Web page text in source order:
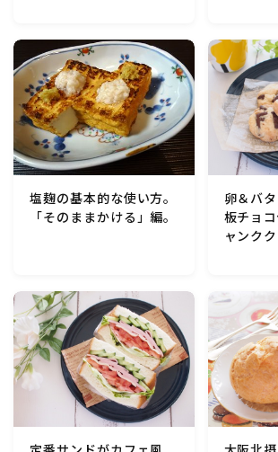
豆腐・厚揚げ・油揚げ・納豆・豆類・豆
缶詰料理(ツナ・サバ・いわし・ホタテ貝
等)
行事食(おせち・ハロウィン・クリスマス・
供の日・七夕等)
乾物・海藻・麩料理
漬物・ピクルス・保存食・発酵食品
圧力鍋使用の料理
ソース・ドレッシング・たれ・ディップ類
塩麹の基本的な使い方。
「そのままかける」編。
卵＆バ
板チョ
ャンク